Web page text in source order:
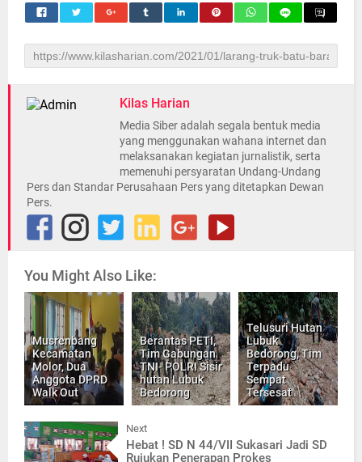
Kilas Harian
Media Siber adalah segala bentuk media
yang menggunakan wahana internet dan
melaksanakan kegiatan jurnalistik, serta
memenuhi persyaratan Undang-Undang
Pers dan Standar Perusahaan Pers yang ditetapkan Dewan
Pers.
You Might Also Like:
Musrenbang
Kecamatan
Molor, Dua
Anggota DPRD
Walk Out
Berantas PETI,
Tim Gabungan
TNI- POLRI Sisir
hutan Lubuk
Bedorong
Telusuri Hutan
Lubuk
Bedorong, Tim
Terpadu
Sempat
Tersesat
Next
Hebat ! SD N 44/VII Sukasari Jadi SD
Rujukan Penerapan Prokes